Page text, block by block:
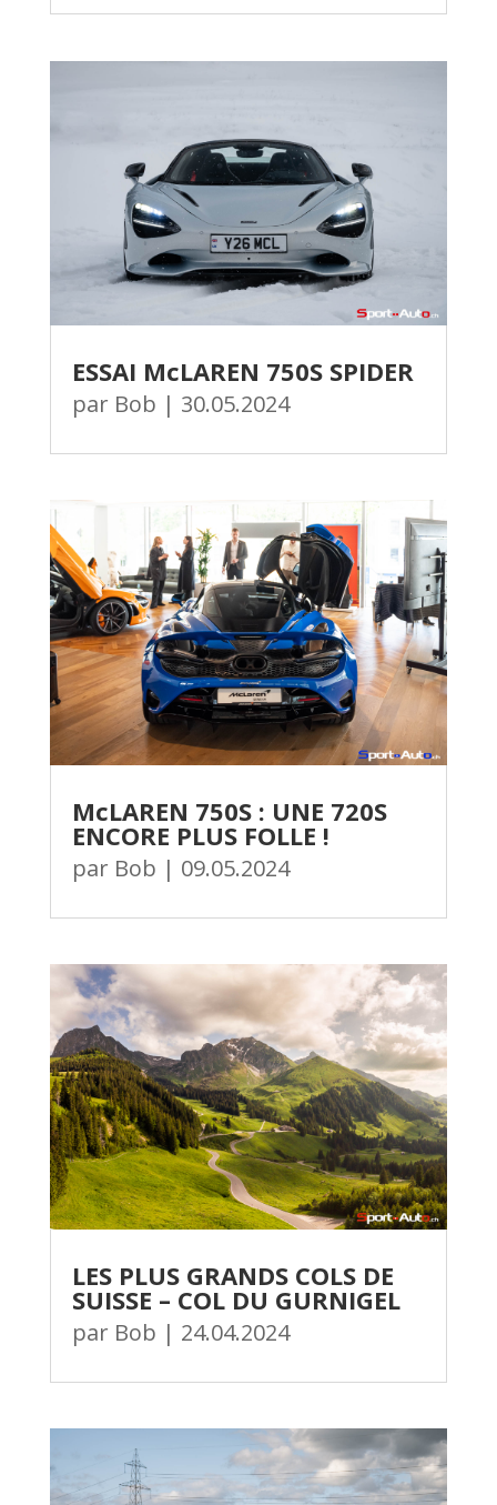
ESSAI McLAREN 750S SPIDER
par Bob | 30.05.2024
McLAREN 750S : UNE 720S
ENCORE PLUS FOLLE !
par Bob | 09.05.2024
LES PLUS GRANDS COLS DE
SUISSE – COL DU GURNIGEL
par Bob | 24.04.2024